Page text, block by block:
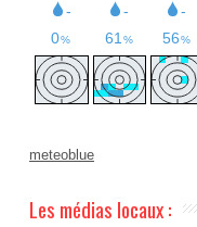
meteoblue
Les médias locaux :